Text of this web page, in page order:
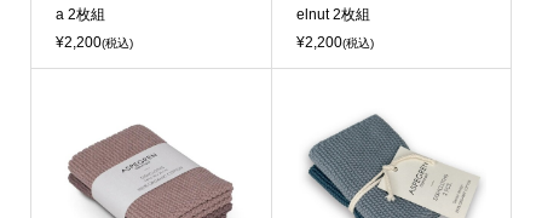
a 2枚組
¥2,200(税込)
elnut 2枚組
¥2,200(税込)